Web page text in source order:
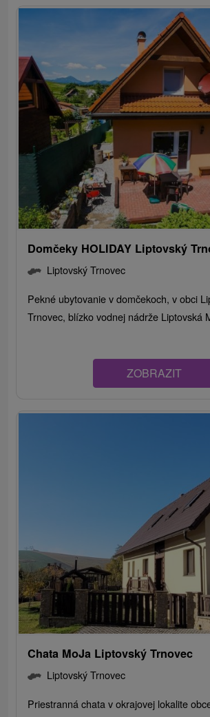
Domčeky HOLIDAY Liptovský
Liptovský Trnovec
Pekné ubytovanie v domčekoch, v obci
Trnovec, blízko vodnej nádrže Liptovská
ZOBRAZIT
Chata MoJa Liptovský Trnovec
Liptovský Trnovec
Priestranná chata v okrajovej lokalite